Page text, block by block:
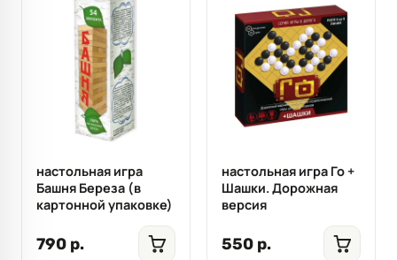
настольная игра
Башня Береза (в
картонной упаковке)
790 р.
настольная игра Го +
Шашки. Дорожная
версия
550 р.